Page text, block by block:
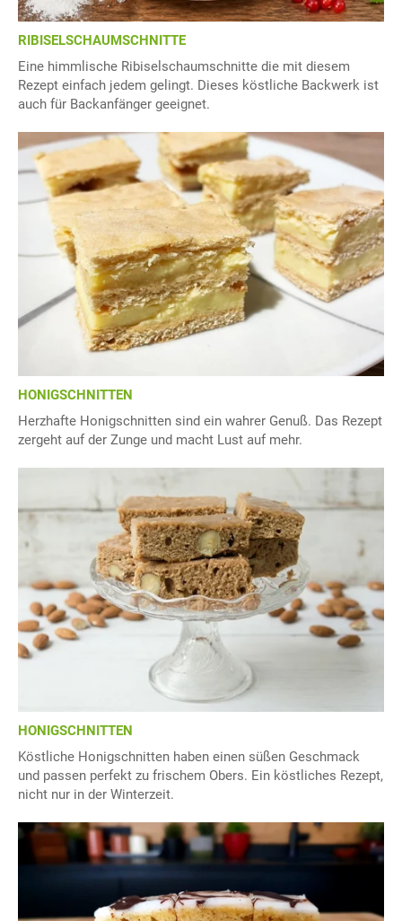
RIBISELSCHAUMSCHNITTE
Eine himmlische Ribiselschaumschnitte die mit diesem
Rezept einfach jedem gelingt. Dieses köstliche Backwerk ist
auch für Backanfänger geeignet.
HONIGSCHNITTEN
Herzhafte Honigschnitten sind ein wahrer Genuß. Das Rezept
zergeht auf der Zunge und macht Lust auf mehr.
HONIGSCHNITTEN
Köstliche Honigschnitten haben einen süßen Geschmack
und passen perfekt zu frischem Obers. Ein köstliches Rezept,
nicht nur in der Winterzeit.